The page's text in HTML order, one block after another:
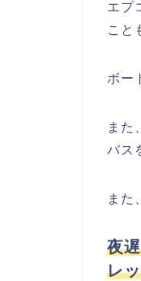
エプ
こと
ボー
また
バス
また
夜
レ